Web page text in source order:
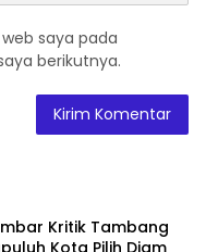
saya pada
berikutnya.
Kritik Tambang
Kota Pilih Diam